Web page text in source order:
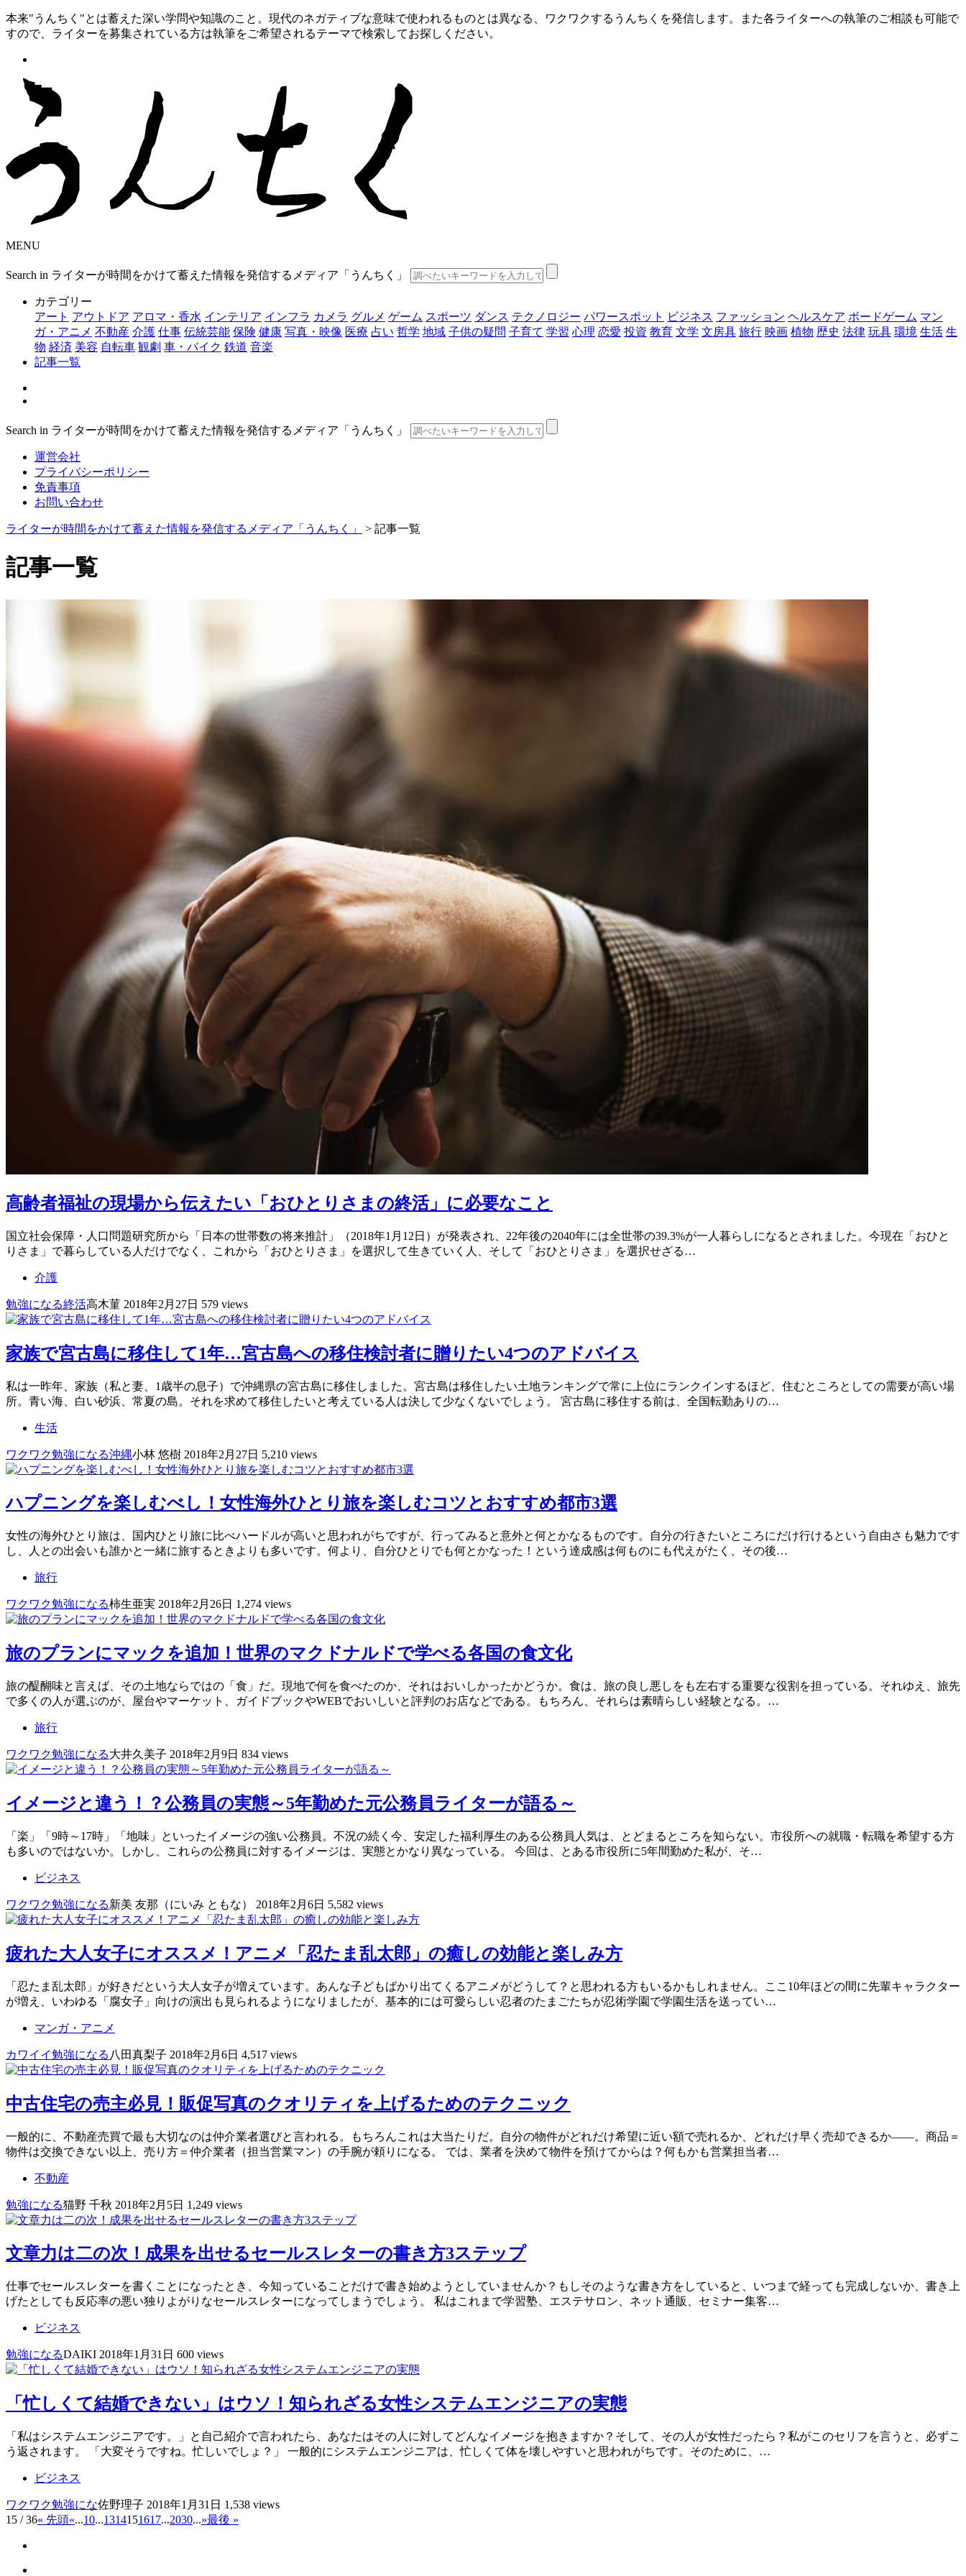
本来"うんちく"とは蓄えた深い学問や知識のこと。現代のネガティブな意味で使われるものとは異なる、ワクワクするうんちくを発信します。また各ライターへの執筆のご相談も可能で
すので、ライターを募集されている方は執筆をご希望されるテーマで検索してお探しください。
MENU
Search in ライターが時間をかけて蓄えた情報を発信するメディア「うんちく」
カテゴリー
アート アウトドア アロマ・香水 インテリア インフラ カメラ グルメ ゲーム スポーツ ダンス テクノロジー パワースポット ビジネス ファッション ヘルスケア ボードゲーム マン
ガ・アニメ 不動産 介護 仕事 伝統芸能 保険 健康 写真・映像 医療 占い 哲学 地域 子供の疑問 子育て 学習 心理 恋愛 投資 教育 文学 文房具 旅行 映画 植物 歴史 法律 玩具 環境 生活 生
物 経済 美容 自転車 観劇 車・バイク 鉄道 音楽
記事一覧
Search in ライターが時間をかけて蓄えた情報を発信するメディア「うんちく」
運営会社
プライバシーポリシー
免責事項
お問い合わせ
ライターが時間をかけて蓄えた情報を発信するメディア「うんちく」 > 記事一覧
記事一覧
高齢者福祉の現場から伝えたい「おひとりさまの終活」に必要なこと
国立社会保障・人口問題研究所から「日本の世帯数の将来推計」（2018年1月12日）が発表され、22年後の2040年には全世帯の39.3%が一人暮らしになるとされました。今現在「おひと
りさま」で暮らしている人だけでなく、これから「おひとりさま」を選択して生きていく人、そして「おひとりさま」を選択せざる…
介護
勉強になる終活高木菫 2018年2月27日 579 views
家族で宮古島に移住して1年…宮古島への移住検討者に贈りたい4つのアドバイス
私は一昨年、家族（私と妻、1歳半の息子）で沖縄県の宮古島に移住しました。宮古島は移住したい土地ランキングで常に上位にランクインするほど、住むところとしての需要が高い場
所。青い海、白い砂浜、常夏の島。それを求めて移住したいと考えている人は決して少なくないでしょう。 宮古島に移住する前は、全国転勤ありの…
生活
ワクワク勉強になる沖縄小林 悠樹 2018年2月27日 5,210 views
ハプニングを楽しむべし！女性海外ひとり旅を楽しむコツとおすすめ都市3選
女性の海外ひとり旅は、国内ひとり旅に比べハードルが高いと思われがちですが、行ってみると意外と何とかなるものです。自分の行きたいところにだけ行けるという自由さも魅力です
し、人との出会いも誰かと一緒に旅するときよりも多いです。何より、自分ひとりでも何とかなった！という達成感は何ものにも代えがたく、その後…
旅行
ワクワク勉強になる柿生亜実 2018年2月26日 1,274 views
旅のプランにマックを追加！世界のマクドナルドで学べる各国の食文化
旅の醍醐味と言えば、その土地ならではの「食」だ。現地で何を食べたのか、それはおいしかったかどうか。食は、旅の良し悪しをも左右する重要な役割を担っている。それゆえ、旅先
で多くの人が選ぶのが、屋台やマーケット、ガイドブックやWEBでおいしいと評判のお店などである。もちろん、それらは素晴らしい経験となる。…
旅行
ワクワク勉強になる大井久美子 2018年2月9日 834 views
イメージと違う！？公務員の実態～5年勤めた元公務員ライターが語る～
「楽」「9時～17時」「地味」といったイメージの強い公務員。不況の続く今、安定した福利厚生のある公務員人気は、とどまるところを知らない。市役所への就職・転職を希望する方
も多いのではないか。しかし、これらの公務員に対するイメージは、実態とかなり異なっている。 今回は、とある市役所に5年間勤めた私が、そ…
ビジネス
ワクワク勉強になる新美 友那（にいみ ともな） 2018年2月6日 5,582 views
疲れた大人女子にオススメ！アニメ「忍たま乱太郎」の癒しの効能と楽しみ方
「忍たま乱太郎」が好きだという大人女子が増えています。あんな子どもばかり出てくるアニメがどうして？と思われる方もいるかもしれません。ここ10年ほどの間に先輩キャラクター
が増え、いわゆる「腐女子」向けの演出も見られるようになりましたが、基本的には可愛らしい忍者のたまごたちが忍術学園で学園生活を送ってい…
マンガ・アニメ
カワイイ勉強になる 八田真梨子 2018年2月6日 4,517 views
中古住宅の売主必見！販促写真のクオリティを上げるためのテクニック
一般的に、不動産売買で最も大切なのは仲介業者選びと言われる。もちろんこれは大当たりだ。自分の物件がどれだけ希望に近い額で売れるか、どれだけ早く売却できるか――。商品＝
物件は交換できない以上、売り方＝仲介業者（担当営業マン）の手腕が頼りになる。 では、業者を決めて物件を預けてからは？何もかも営業担当者…
不動産
勉強になる猫野 千秋 2018年2月5日 1,249 views
文章力は二の次！成果を出せるセールスレターの書き方3ステップ
仕事でセールスレターを書くことになったとき、今知っていることだけで書き始めようとしていませんか？もしそのような書き方をしていると、いつまで経っても完成しないか、書き上
げたとしても反応率の悪い独りよがりなセールスレターになってしまうでしょう。 私はこれまで学習塾、エステサロン、ネット通販、セミナー集客…
ビジネス
勉強になるDAIKI 2018年1月31日 600 views
「忙しくて結婚できない」はウソ！知られざる女性システムエンジニアの実態
「私はシステムエンジニアです。」と自己紹介で言われたら、あなたはその人に対してどんなイメージを抱きますか？そして、その人が女性だったら？私がこのセリフを言うと、必ずこ
う返されます。 「大変そうですね。忙しいでしょ？」 一般的にシステムエンジニアは、忙しくて体を壊しやすいと思われがちです。そのために、…
ビジネス
ワクワク勉強にな佐野理子 2018年1月31日 1,538 views
15 / 36« 先頭«...10...1314151617...2030...»最後 »